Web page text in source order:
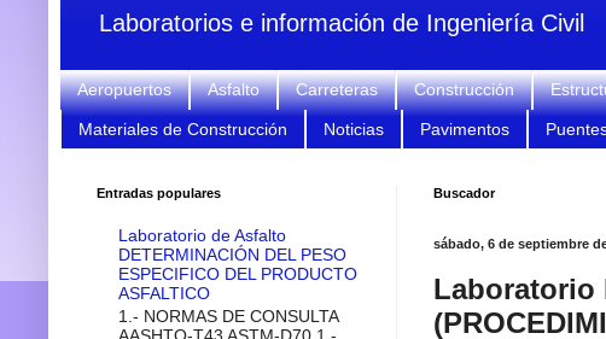
Laboratorios e información de Ingeniería Civil
Aeropuertos Asfalto Carreteras Construcción
Materiales de Construcción Noticias Pavimentos
Buscador
sábado, 6 de septiembre
Laboratorio
Entradas populares
Laboratorio de Asfalto
DETERMINACIÓN DEL PESO
ESPECIFICO DEL PRODUCTO
ASFALTICO
1.- NORMAS DE CONSULTA